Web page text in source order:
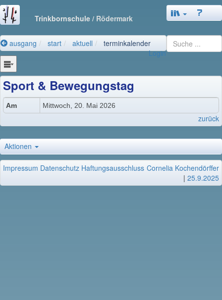
Trinkbornschule / Rödermark
ausgang start aktuell
terminkalender
Login
Sport & Bewegungstag
Am Mittwoch, 20. Mai 2026
zurück
Aktionen
Impressum Datenschutz Haftungsausschluss Cornelia Kochendörffer
| 25.9.2025